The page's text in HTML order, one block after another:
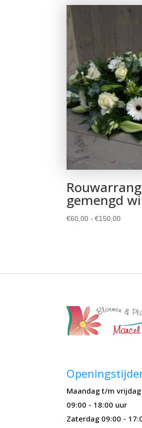
gemengd
€60,00 - €150,00
Maandag t/m vrijdag
09:00 - 18:00 uur
Zaterdag 09:00 -